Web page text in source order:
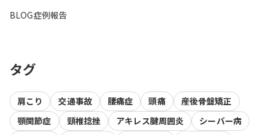
BLOG症例報告
タグ
肩こり 交通事故 腰痛症 頭痛
産後骨盤矯正
顎関節症
頸椎捻挫 アキレス腱周囲炎
シーバー病